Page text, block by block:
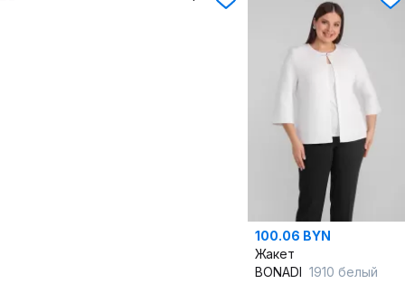
100.06 BYN
Жакет
BONADI 1910 белый